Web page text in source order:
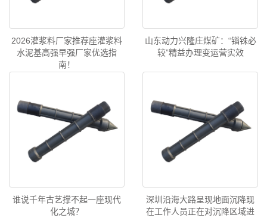
2026灌浆料厂家推荐座灌浆料
水泥基高强早强厂家优选指
南！
山东动力兴隆庄煤矿：“锱铢必
较”精益办理变运营实效
谁说千年古艺撑不起一座现代
化之城？
深圳沿海大路呈现地面沉降现
在工作人员正在对沉降区域进